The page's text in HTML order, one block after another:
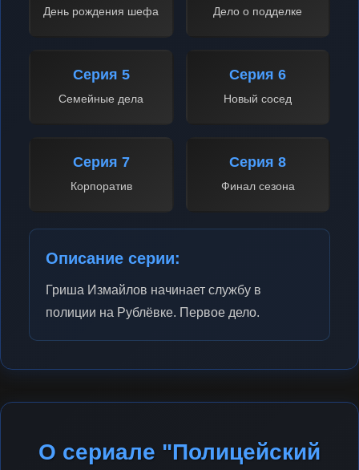
День рождения шефа Дело о подделке
Серия 5
Семейные дела
Серия 6
Новый сосед
Серия 7
Корпоратив
Серия 8
Финал сезона
Описание серии:
Гриша Измайлов начинает службу в
полиции на Рублёвке. Первое дело.
О сериале "Полицейский